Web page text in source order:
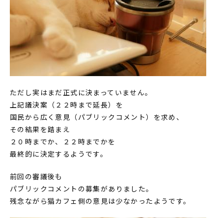
ただし実はまだ正式に決まっていません。
上記議決案（２２時まで延長）を
国民から広く意見（パブリックコメント）を求め、
その結果を踏まえ
２０時までか、２２時までかを
最終的に決定するようです。
前回の審議後も
パブリックコメントの募集がありました。
残念ながら猫カフェ側の意見は少なかったようです。